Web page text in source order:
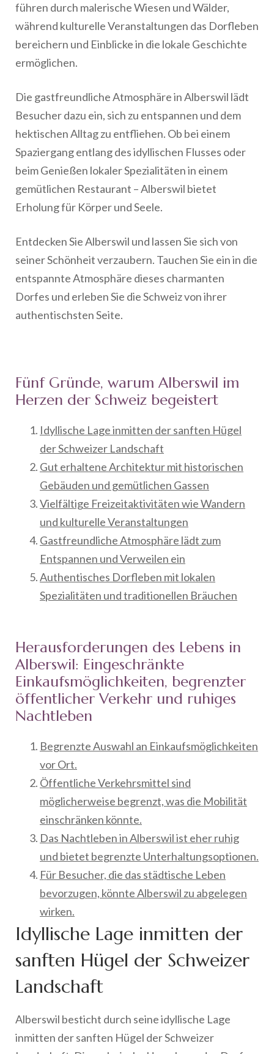
führen durch malerische Wiesen und Wälder,
während kulturelle Veranstaltungen das Dorfleben
bereichern und Einblicke in die lokale Geschichte
ermöglichen.
Die gastfreundliche Atmosphäre in Alberswil lädt
Besucher dazu ein, sich zu entspannen und dem
hektischen Alltag zu entfliehen. Ob bei einem
Spaziergang entlang des idyllischen Flusses oder
beim Genießen lokaler Spezialitäten in einem
gemütlichen Restaurant – Alberswil bietet
Erholung für Körper und Seele.
Entdecken Sie Alberswil und lassen Sie sich von
seiner Schönheit verzaubern. Tauchen Sie ein in die
entspannte Atmosphäre dieses charmanten
Dorfes und erleben Sie die Schweiz von ihrer
authentischsten Seite.
Fünf Gründe, warum Alberswil im
Herzen der Schweiz begeistert
Idyllische Lage inmitten der sanften Hügel
der Schweizer Landschaft
Gut erhaltene Architektur mit historischen
Gebäuden und gemütlichen Gassen
Vielfältige Freizeitaktivitäten wie Wandern
und kulturelle Veranstaltungen
Gastfreundliche Atmosphäre lädt zum
Entspannen und Verweilen ein
Authentisches Dorfleben mit lokalen
Spezialitäten und traditionellen Bräuchen
Herausforderungen des Lebens in
Alberswil: Eingeschränkte
Einkaufsmöglichkeiten, begrenzter
öffentlicher Verkehr und ruhiges
Nachtleben
Begrenzte Auswahl an Einkaufsmöglichkeiten
vor Ort.
Öffentliche Verkehrsmittel sind
möglicherweise begrenzt, was die Mobilität
einschränken könnte.
Das Nachtleben in Alberswil ist eher ruhig
und bietet begrenzte Unterhaltungsoptionen.
Für Besucher, die das städtische Leben
bevorzugen, könnte Alberswil zu abgelegen
wirken.
Idyllische Lage inmitten der
sanften Hügel der Schweizer
Landschaft
Alberswil besticht durch seine idyllische Lage
inmitten der sanften Hügel der Schweizer